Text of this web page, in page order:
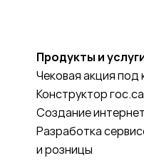
Продукты и
Чековая акция под
Конструктор
Создание
Разработка
и розницы